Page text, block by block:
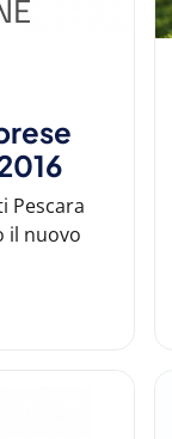
Pescara
il nuovo